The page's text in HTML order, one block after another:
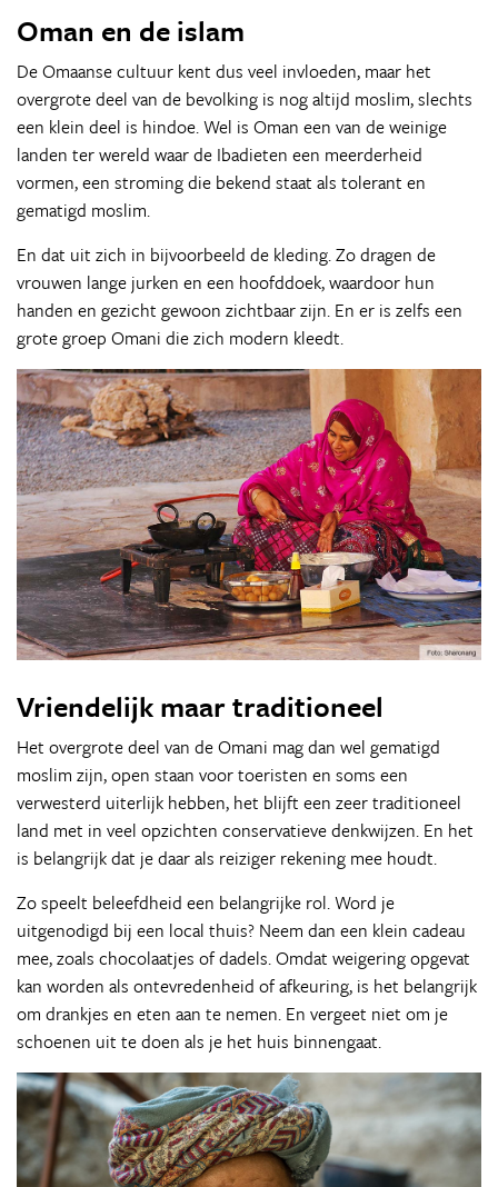
Oman en de islam
De Omaanse cultuur kent dus veel invloeden, maar het
overgrote deel van de bevolking is nog altijd moslim, slechts
een klein deel is hindoe. Wel is Oman een van de weinige
landen ter wereld waar de Ibadieten een meerderheid
vormen, een stroming die bekend staat als tolerant en
gematigd moslim.
En dat uit zich in bijvoorbeeld de kleding. Zo dragen de
vrouwen lange jurken en een hoofddoek, waardoor hun
handen en gezicht gewoon zichtbaar zijn. En er is zelfs een
grote groep Omani die zich modern kleedt.
Vriendelijk maar traditioneel
Het overgrote deel van de Omani mag dan wel gematigd
moslim zijn, open staan voor toeristen en soms een
verwesterd uiterlijk hebben, het blijft een zeer traditioneel
land met in veel opzichten conservatieve denkwijzen. En het
is belangrijk dat je daar als reiziger rekening mee houdt.
Zo speelt beleefdheid een belangrijke rol. Word je
uitgenodigd bij een local thuis? Neem dan een klein cadeau
mee, zoals chocolaatjes of dadels. Omdat weigering opgevat
kan worden als ontevredenheid of afkeuring, is het belangrijk
om drankjes en eten aan te nemen. En vergeet niet om je
schoenen uit te doen als je het huis binnengaat.